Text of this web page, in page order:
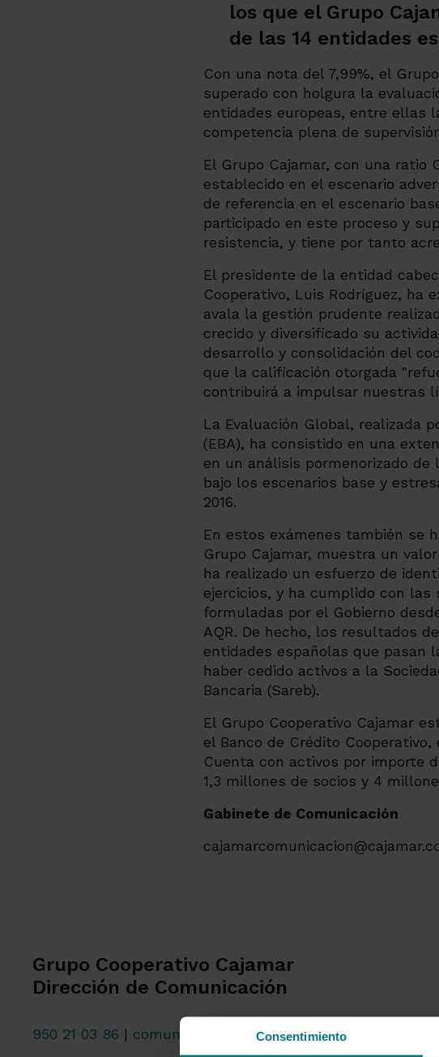
Consentimiento
los que el Grupo
de las 14 entidades
Con una nota del 7,99%, el
superado con holgura la
entidades europeas, entre ellas
competencia plena de
El Grupo Cajamar, con una ratio
establecido en el escenario
de referencia en el escenario
participado en este proceso y
resistencia, y tiene por tanto
El presidente de la entidad
Cooperativo, Luis Rodríguez, ha
avala la gestión prudente
crecido y diversificado su
desarrollo y consolidación del
que la calificación otorgada
contribuirá a impulsar nuestras
La Evaluación Global, realizada
(EBA), ha consistido en una
en un análisis pormenorizado
bajo los escenarios base y
2016.
En estos exámenes también se
Grupo Cajamar, muestra un
ha realizado un esfuerzo de
ejercicios, y ha cumplido con las
formuladas por el Gobierno
AQR. De hecho, los resultados
entidades españolas que pasan
haber cedido activos a la
Bancaria (Sareb).
El Grupo Cooperativo Cajamar
el Banco de Crédito
Cuenta con activos por importe
1,3 millones de socios y 4
Gabinete de Comunicación
Grupo Cooperativo Cajamar
Dirección de Comunicación
950 21 03 86 |